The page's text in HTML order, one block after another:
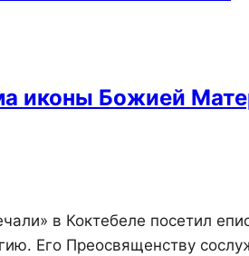
иконы Божией
в Коктебеле посетил
Его Преосвященству